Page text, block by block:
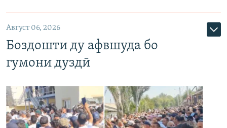
Август 06, 2026
Боздошти ду афвшуда бо
гумони дуздӣ